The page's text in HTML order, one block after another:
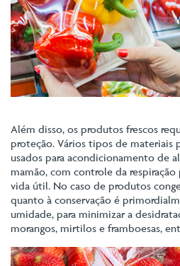
Além disso, os produtos frescos
proteção. Vários tipos de materiais
usados para acondicionamento de
mamão, com controle da respiração
vida útil. No caso de produtos
quanto à conservação é
umidade, para minimizar a
morangos, mirtilos e framboesas,